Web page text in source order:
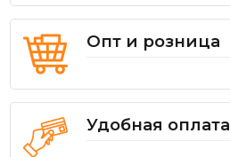
Опт и розница
Удобная оплата